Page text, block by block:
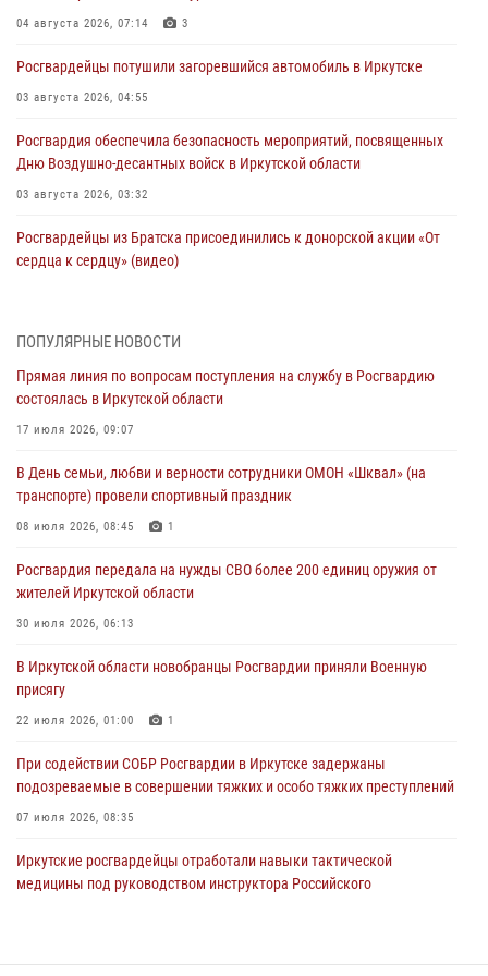
04 августа 2026, 07:14 3
Росгвардейцы потушили загоревшийся автомобиль в Иркутске
03 августа 2026, 04:55
Росгвардия обеспечила безопасность мероприятий, посвященных
Дню Воздушно-десантных войск в Иркутской области
03 августа 2026, 03:32
Росгвардейцы из Братска присоединились к донорской акции «От
сердца к сердцу» (видео)
Сотрудники Росгвардии нашли и вернули родственникам
30 июля 2026, 07:37
Росгвардия передала на нужды СВО более 200 единиц оружия от
30 июля 2026, 06:13
При силовой поддержке СОБР Росгвардии в Иркутской области
30 июля 2026, 04:19
В честь 10-летия Росгвардии сотрудники вневедомственной охраны
в ведомстве
29 июля 2026, 03:44
ПОПУЛЯРНЫЕ НОВОСТИ
Прямая линия по вопросам поступления на службу в Росгвардию
состоялась в Иркутской области
17 июля 2026, 09:07
В День семьи, любви и верности сотрудники ОМОН «Шквал» (на
транспорте) провели спортивный праздник
08 июля 2026, 08:45 1
Росгвардия передала на нужды СВО более 200 единиц оружия от
жителей Иркутской области
30 июля 2026, 06:13
В Иркутской области новобранцы Росгвардии приняли Военную
присягу
22 июля 2026, 01:00 1
При содействии СОБР Росгвардии в Иркутске задержаны
подозреваемые в совершении тяжких и особо тяжких преступлений
07 июля 2026, 08:35
Иркутские росгвардейцы отработали навыки тактической
медицины под руководством инструктора Российского